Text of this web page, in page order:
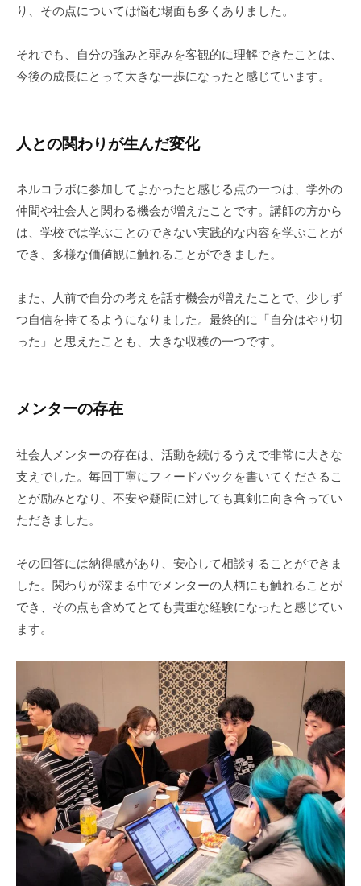
り、その点については悩む場面も多くありました。
それでも、自分の強みと弱みを客観的に理解できたことは、
今後の成長にとって大きな一歩になったと感じています。
人との関わりが生んだ変化
ネルコラボに参加してよかったと感じる点の一つは、学外の
仲間や社会人と関わる機会が増えたことです。講師の方から
は、学校では学ぶことのできない実践的な内容を学ぶことが
でき、多様な価値観に触れることができました。
また、人前で自分の考えを話す機会が増えたことで、少しず
つ自信を持てるようになりました。最終的に「自分はやり切
った」と思えたことも、大きな収穫の一つです。
メンターの存在
社会人メンターの存在は、活動を続けるうえで非常に大きな
支えでした。毎回丁寧にフィードバックを書いてくださるこ
とが励みとなり、不安や疑問に対しても真剣に向き合ってい
ただきました。
その回答には納得感があり、安心して相談することができま
した。関わりが深まる中でメンターの人柄にも触れることが
でき、その点も含めてとても貴重な経験になったと感じてい
ます。